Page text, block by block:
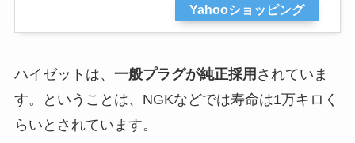
Yahooショッピング
ハイゼットは、 一般プラグが純正採用 されていま
す。ということは、NGKなどでは寿命は1万キロく
らいとされています。